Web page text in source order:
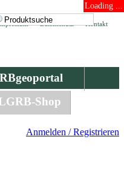
Loading ...
Kontakt
Datenschutz
Shop
Anmelden / Registrieren